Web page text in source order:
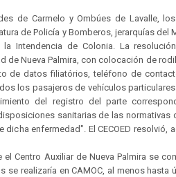
de Carmelo y Ombúes de Lavalle,
de Policía y Bomberos, jerarquías del
Intendencia de Colonia. La
de Nueva Palmira, con colocación de
de datos filiatórios, teléfono de
los pasajeros de vehículos
del registro del parte
sanitarias de las normativas
enfermedad". El CECOED resolvió,
Centro Auxiliar de Nueva Palmira se
se realizaría en CAMOC, al menos hasta